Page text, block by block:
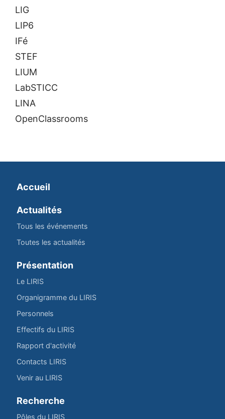
LIG
LIP6
IFé
STEF
LIUM
LabSTICC
LINA
OpenClassrooms
Accueil
Actualités
Tous les événements
Toutes les actualités
Présentation
Le LIRIS
Organigramme du LIRIS
Personnels
Effectifs du LIRIS
Rapport d'activité
Contacts LIRIS
Venir au LIRIS
Recherche
Pôles du LIRIS